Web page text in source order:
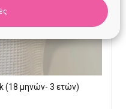
(18 μηνών- 3 ετών)